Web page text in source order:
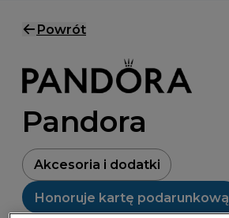
Powrót
Pandora
Akcesoria i dodatki
Honoruje kartę podarunkową